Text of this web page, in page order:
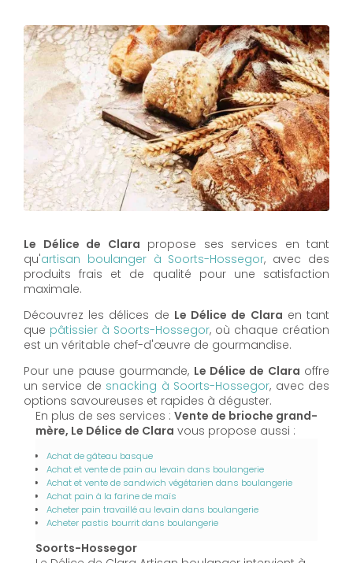
Le Délice de Clara propose ses services en tant
qu'artisan boulanger à Soorts-Hossegor, avec des
produits frais et de qualité pour une satisfaction
maximale.
Découvrez les délices de Le Délice de Clara en tant
que pâtissier à Soorts-Hossegor, où chaque création
est un véritable chef-d'œuvre de gourmandise.
Pour une pause gourmande, Le Délice de Clara offre
un service de snacking à Soorts-Hossegor, avec des
options savoureuses et rapides à déguster.
En plus de ses services : Vente de brioche grand-
mère, Le Délice de Clara vous propose aussi :
Achat de gâteau basque
Achat et vente de pain au levain dans boulangerie
Achat et vente de sandwich végétarien dans boulangerie
Achat pain à la farine de maïs
Acheter pain travaillé au levain dans boulangerie
Acheter pastis bourrit dans boulangerie
Soorts-Hossegor